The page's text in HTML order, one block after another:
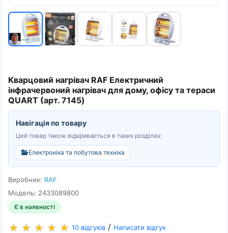
Кварцовий нагрівач RAF Електричний
інфрачервоний нагрівач для дому, офісу та тераси
QUART (арт. 7145)
Навігація по товару
Цей товар також відкривається в таких розділах:
Електроніка та побутова техніка
Виробник: RAF
Модель: 2433089800
Є в наявності
10 відгуків / Написати відгук